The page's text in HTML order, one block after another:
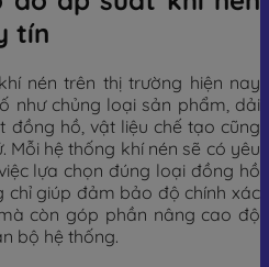
tín
nén trên thị trường hiện nay
như chủng loại sản phẩm, dải
đồng hồ, vật liệu chế tạo cũng
Mỗi hệ thống khí nén sẽ có yêu
lựa chọn đúng loại đồng hồ
giúp đảm bảo độ chính xác
còn góp phần nâng cao độ
bộ hệ thống.